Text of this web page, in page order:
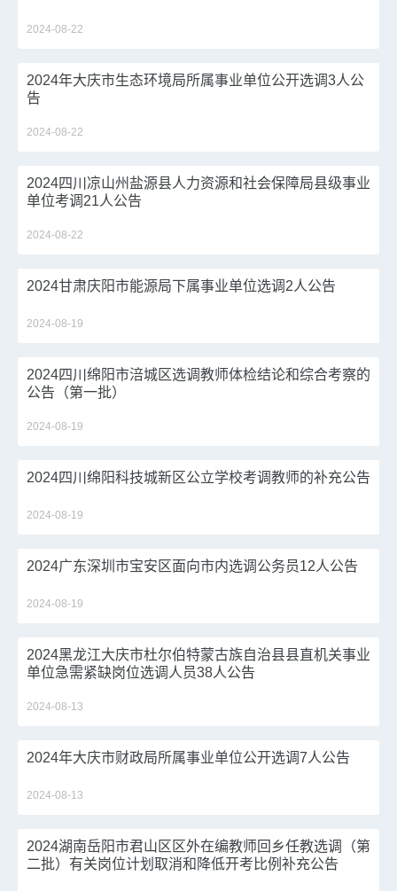
2024-08-22
2024年大庆市生态环境局所属事业单位公开选调3人公
告
2024-08-22
2024四川凉山州盐源县人力资源和社会保障局县级事业
单位考调21人公告
2024-08-22
2024甘肃庆阳市能源局下属事业单位选调2人公告
2024-08-19
2024四川绵阳市涪城区选调教师体检结论和综合考察的
公告（第一批）
2024-08-19
2024四川绵阳科技城新区公立学校考调教师的补充公告
2024-08-19
2024广东深圳市宝安区面向市内选调公务员12人公告
2024-08-19
2024黑龙江大庆市杜尔伯特蒙古族自治县县直机关事业
单位急需紧缺岗位选调人员38人公告
2024-08-13
2024年大庆市财政局所属事业单位公开选调7人公告
2024-08-13
2024湖南岳阳市君山区区外在编教师回乡任教选调（第
二批）有关岗位计划取消和降低开考比例补充公告